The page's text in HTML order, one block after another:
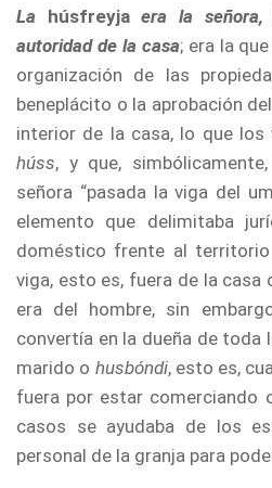
La húsfreyja era la
autoridad de la casa; era la
organización de las
beneplácito o la aprobación
interior de la casa, lo que los
húss, y que,
señora “pasada la viga del
elemento que delimitaba
doméstico frente al
viga, esto es, fuera de la casa
era del hombre, sin
convertía en la dueña de toda
marido o husbóndi, esto es,
fuera por estar comerciando
casos se ayudaba de los
personal de la granja para